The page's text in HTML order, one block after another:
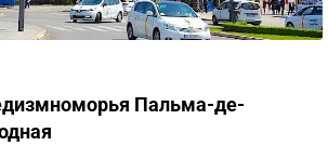
Пальма-де-